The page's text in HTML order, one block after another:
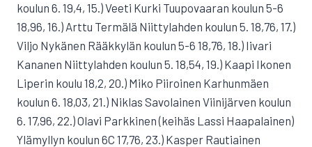
koulun 6. 19,4, 15.) Veeti Kurki Tuupovaaran koulun 5-6
18,96, 16.) Arttu Termälä Niittylahden koulun 5. 18,76, 17.)
Viljo Nykänen Rääkkylän koulun 5-6 18,76, 18.) Iivari
Kananen Niittylahden koulun 5. 18,54, 19.) Kaapi Ikonen
Liperin koulu 18,2, 20.) Miko Piiroinen Karhunmäen
koulun 6. 18,03, 21.) Niklas Savolainen Viinijärven koulun
6. 17,96, 22.) Olavi Parkkinen (keihäs Lassi Haapalainen)
Ylämyllyn koulun 6C 17,76, 23.) Kasper Rautiainen